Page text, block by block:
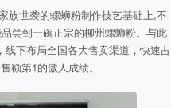
族世袭的螺蛳粉制作技艺基础上,不
尝到一碗正宗的柳州螺蛳粉。与此
下布局全国各大售卖渠道，快速占
额第1的傲人成绩。